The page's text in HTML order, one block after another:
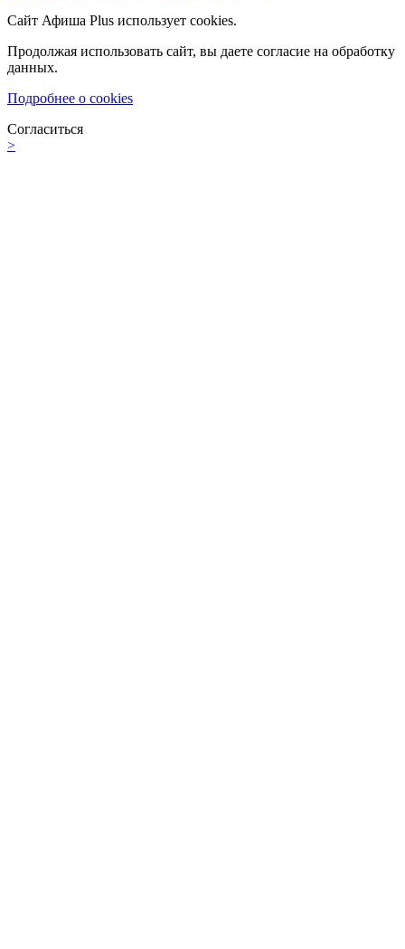
Сайт Афиша Plus использует cookies.
Продолжая использовать сайт, вы даете согласие на обработку
данных.
Подробнее о cookies
Согласиться
>